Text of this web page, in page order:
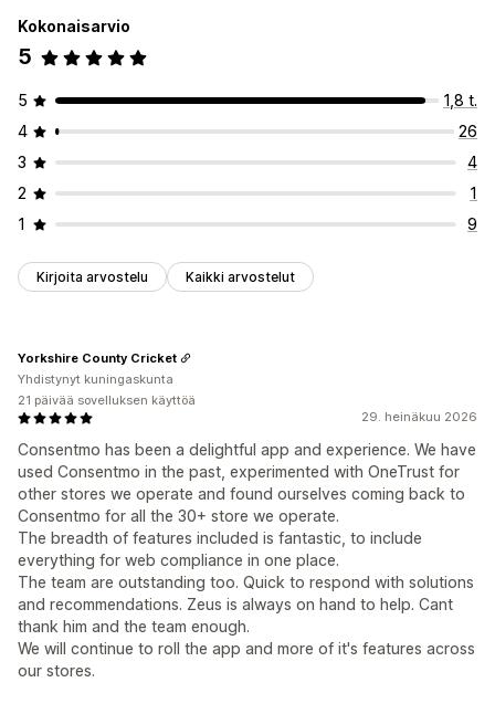
Kokonaisarvio
5
5
1,8 t.
4
26
3
4
2
1
1
9
Kirjoita arvostelu Kaikki arvostelut
29. heinäkuu 2026
Consentmo has been a delightful app and experience. We have
used Consentmo in the past, experimented with OneTrust for
other stores we operate and found ourselves coming back to
Consentmo for all the 30+ store we operate.
The breadth of features included is fantastic, to include
everything for web compliance in one place.
The team are outstanding too. Quick to respond with solutions
and recommendations. Zeus is always on hand to help. Cant
thank him and the team enough.
We will continue to roll the app and more of it's features across
our stores.
Yorkshire County Cricket
Yhdistynyt kuningaskunta
21 päivää sovelluksen käyttöä